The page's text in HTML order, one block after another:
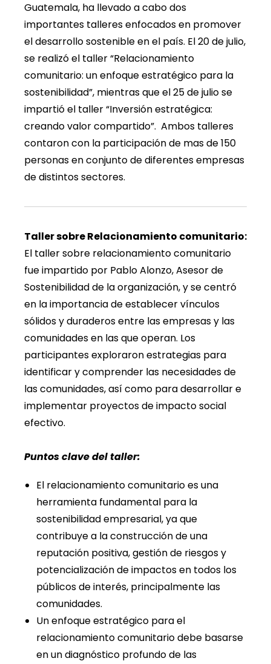
Guatemala, ha llevado a cabo dos
importantes talleres enfocados en promover
el desarrollo sostenible en el país. El 20 de julio,
se realizó el taller “Relacionamiento
comunitario: un enfoque estratégico para la
sostenibilidad”, mientras que el 25 de julio se
impartió el taller “Inversión estratégica:
creando valor compartido”. Ambos talleres
contaron con la participación de mas de 150
personas en conjunto de diferentes empresas
de distintos sectores.
Taller sobre Relacionamiento comunitario:
El taller sobre relacionamiento comunitario
fue impartido por Pablo Alonzo, Asesor de
Sostenibilidad de la organización, y se centró
en la importancia de establecer vínculos
sólidos y duraderos entre las empresas y las
comunidades en las que operan. Los
participantes exploraron estrategias para
identificar y comprender las necesidades de
las comunidades, así como para desarrollar e
implementar proyectos de impacto social
efectivo.
Puntos clave del taller:
El relacionamiento comunitario es una
herramienta fundamental para la
sostenibilidad empresarial, ya que
contribuye a la construcción de una
reputación positiva, gestión de riesgos y
potencialización de impactos en todos los
públicos de interés, principalmente las
comunidades.
Un enfoque estratégico para el
relacionamiento comunitario debe basarse
en un diagnóstico profundo de las